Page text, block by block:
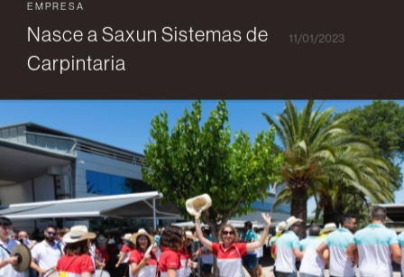
EMPRESA
Nasce a Saxun Sistemas de
Carpintaria
11/01/2023